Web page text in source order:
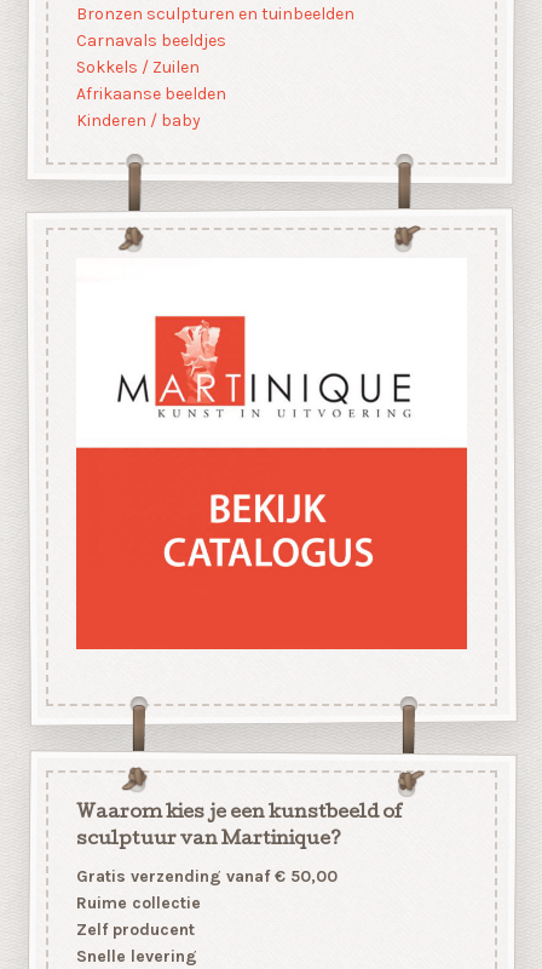
Bronzen sculpturen en tuinbeelden
Carnavals beeldjes
Sokkels / Zuilen
Afrikaanse beelden
Kinderen / baby
Waarom kies je een kunstbeeld of
sculptuur van Martinique?
Gratis verzending vanaf € 50,00
Ruime collectie
Zelf producent
Snelle levering